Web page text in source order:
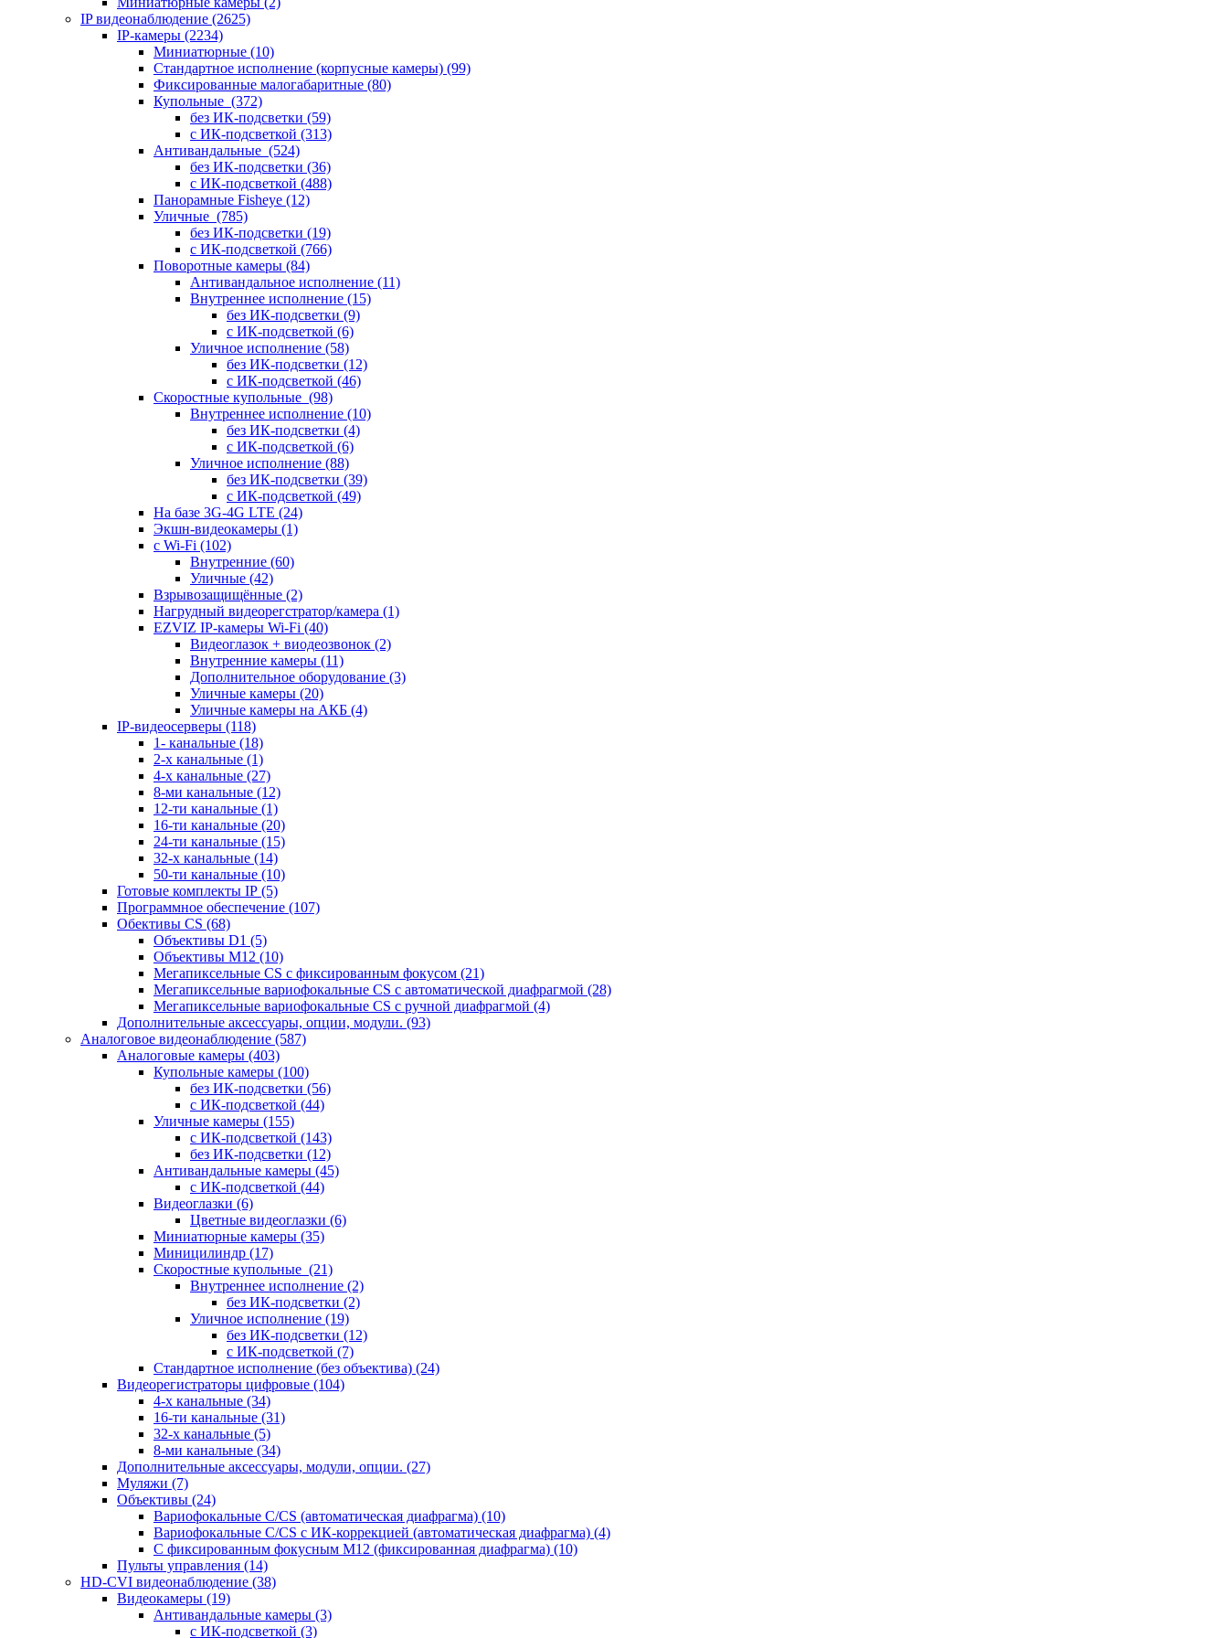
IP видеонаблюдение (2625)
IP-камеры (2234)
Миниатюрные (10)
Стандартное исполнение (корпусные камеры) (99)
Фиксированные малогабаритные (80)
Купольные (372)
без ИК-подсветки (59)
с ИК-подсветкой (313)
Антивандальные (524)
без ИК-подсветки (36)
с ИК-подсветкой (488)
Панорамные Fisheye (12)
Уличные (785)
без ИК-подсветки (19)
с ИК-подсветкой (766)
Поворотные камеры (84)
Антивандальное исполнение (11)
Внутреннее исполнение (15)
без ИК-подсветки (9)
с ИК-подсветкой (6)
Уличное исполнение (58)
без ИК-подсветки (12)
с ИК-подсветкой (46)
Скоростные купольные (98)
Внутреннее исполнение (10)
без ИК-подсветки (4)
с ИК-подсветкой (6)
Уличное исполнение (88)
без ИК-подсветки (39)
с ИК-подсветкой (49)
На базе 3G-4G LTE (24)
Экшн-видеокамеры (1)
с Wi-Fi (102)
Внутренние (60)
Уличные (42)
Взрывозащищённые (2)
Нагрудный видеорегстратор/камера (1)
EZVIZ IP-камеры Wi-Fi (40)
Видеоглазок + виодеозвонок (2)
Внутренние камеры (11)
Дополнительное оборудование (3)
Уличные камеры (20)
Уличные камеры на АКБ (4)
IP-видеосерверы (118)
1- канальные (18)
2-х канальные (1)
4-х канальные (27)
8-ми канальные (12)
12-ти канальные (1)
16-ти канальные (20)
24-ти канальные (15)
32-х канальные (14)
50-ти канальные (10)
Готовые комплекты IP (5)
Программное обеспечение (107)
Обективы CS (68)
Объективы D1 (5)
Объективы M12 (10)
Мегапиксельные CS c фиксированным фокусом (21)
Мегапиксельные вариофокальные CS c автоматической диафрагмой (28)
Мегапиксельные вариофокальные CS c ручной диафрагмой (4)
Дополнительные аксессуары, опции, модули. (93)
Аналоговое видеонаблюдение (587)
Аналоговые камеры (403)
Купольные камеры (100)
без ИК-подсветки (56)
с ИК-подсветкой (44)
Уличные камеры (155)
с ИК-подсветкой (143)
без ИК-подсветки (12)
Антивандальные камеры (45)
с ИК-подсветкой (44)
Видеоглазки (6)
Цветные видеоглазки (6)
Миниатюрные камеры (35)
Миницилиндр (17)
Скоростные купольные (21)
Внутреннее исполнение (2)
без ИК-подсветки (2)
Уличное исполнение (19)
без ИК-подсветки (12)
с ИК-подсветкой (7)
Стандартное исполнение (без объектива) (24)
Видеорегистраторы цифровые (104)
4-х канальные (34)
16-ти канальные (31)
32-х канальные (5)
8-ми канальные (34)
Дополнительные аксессуары, модули, опции. (27)
Муляжи (7)
Объективы (24)
Вариофокальные C/CS (автоматическая диафрагма) (10)
Вариофокальные C/CS с ИК-коррекцией (автоматическая диафрагма) (4)
С фиксированным фокусным М12 (фиксированная диафрагма) (10)
Пульты управления (14)
HD-CVI видеонаблюдение (38)
Видеокамеры (19)
Антивандальные камеры (3)
с ИК-подсветкой (3)